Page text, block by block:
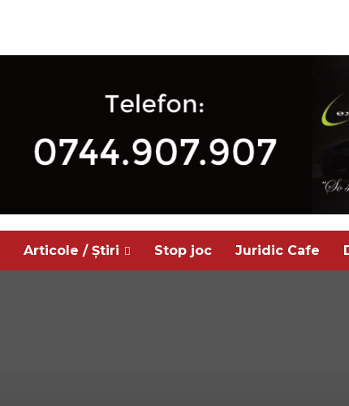
Articole / Știri Stop joc Juridic Cafe